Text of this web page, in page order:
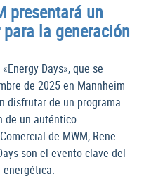
presentará un
la generación
Days», que se
de 2025 en Mannheim
disfrutar de un programa
de un auténtico
de MWM, Rene
son el evento clave del